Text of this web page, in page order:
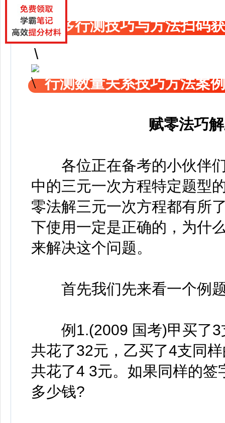
更多行测技巧与方法扫码
行测数量关系技巧方法案例
赋零法巧
各位正在备考的小伙伴们
中的三元一次方程特定题型
零法解三元一次方程都有所
下使用一定是正确的，为什
来解决这个问题。
首先我们先来看一个例题
例1.(2009 国考)甲买了3
共花了32元，乙买了4支同
共花了4 3元。如果同样的
多少钱?